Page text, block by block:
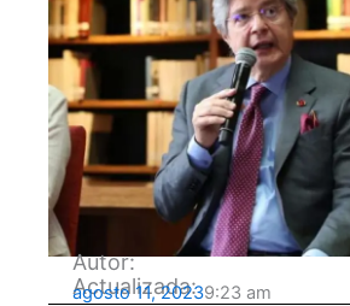
Autor:
Actualizada:
agosto 11, 20239:23 am